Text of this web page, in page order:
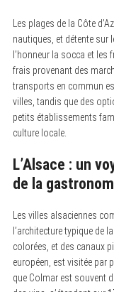
Les plages de la Côte
nautiques, et détente sur
l’honneur la socca et les
frais provenant des
transports en commun
villes, tandis que des
petits établissements
culture locale.
L’Alsace : un
de la
Les villes alsaciennes
l’architecture typique de
colorées, et des canaux
européen, est visitée par
que Colmar est souvent
S
a
c
h
f
r